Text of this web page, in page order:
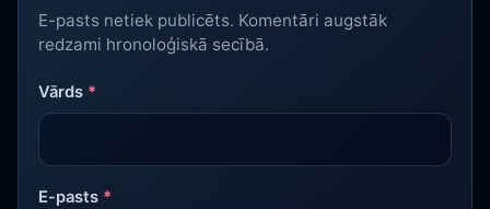
E-pasts netiek publicēts. Komentāri augstāk
redzami hronoloģiskā secībā.
Vārds *
E-pasts *